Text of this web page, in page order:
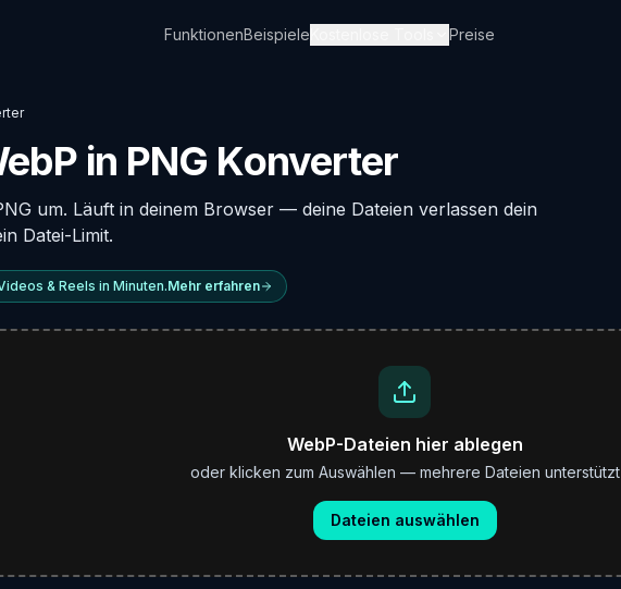
FunktionenBeispiele Preise
in PNG Konverter
um. Läuft in deinem Browser — deine Dateien verlassen dein
Datei-Limit.
& Reels in Minuten.Mehr erfahren
WebP-Dateien hier ablegen
oder klicken zum Auswählen — mehrere Dateien unterstützt
Dateien auswählen